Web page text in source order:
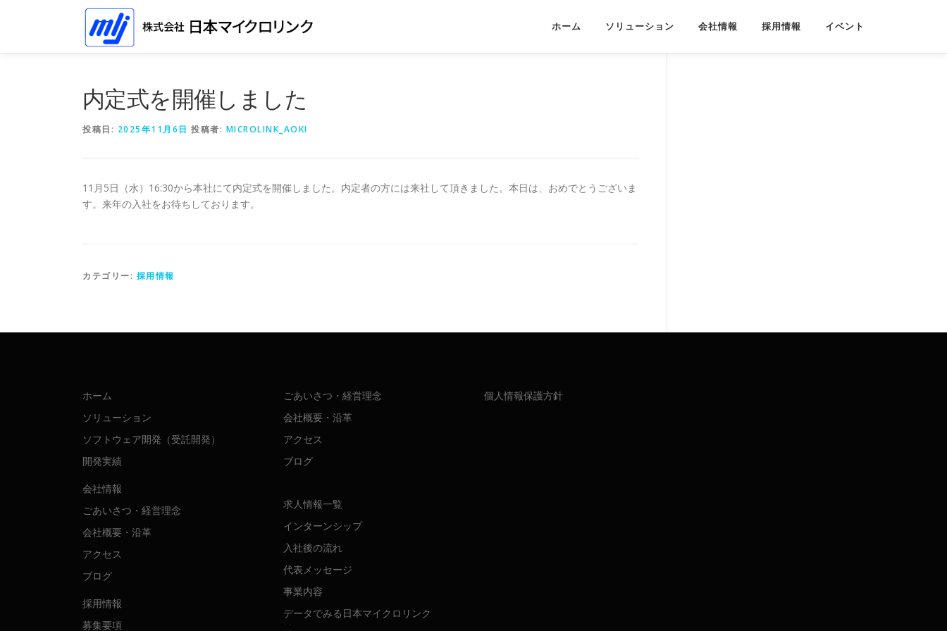
ン
ホーム ソリューション 会社情報 採用情報 イベント
内定式を開催しました
投稿日: 2025年11月6日 投稿者: MICROLINK_AOKI
11月5日（水）16:30から本社にて内定式を開催しました。内定者の方には来社して頂きました。本日は、おめでとうございま
す。来年の入社をお待ちしております。
カテゴリー: 採用情報
ホーム
ソリューション
ソフトウェア開発（受託開発）
開発実績
会社情報
ごあいさつ・経営理念
会社概要・沿革
アクセス
ブログ
採用情報
募集要項
ごあいさつ・経営理念
会社概要・沿革
アクセス
ブログ
求人情報一覧
インターンシップ
入社後の流れ
代表メッセージ
事業内容
データでみる日本マイクロリンク
個人情報保護方針